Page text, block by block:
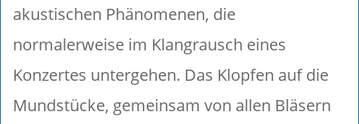
akustischen Phänomenen, die
normalerweise im Klangrausch eines
Konzertes untergehen. Das Klopfen auf die
Mundstücke, gemeinsam von allen Bläsern